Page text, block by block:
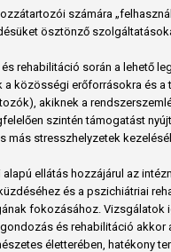
számára
ösztönző
rehabilitáció során a lehető
a közösségi erőforrásokra és a
akiknek a
szintén támogatást
más stresszhelyzetek
ellátás hozzájárul az
és a pszichiátriai
fokozásához. Vizsgálatok
és rehabilitáció akkor
életterében, hatékony